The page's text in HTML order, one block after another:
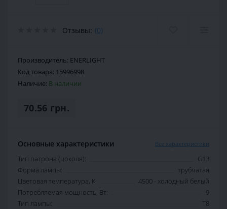
Отзывы: (0)
Производитель: ENERLIGHT
Код товара: 15996998
Наличие: В наличии
70.56 грн.
Основные характеристики Все характеристики
Тип патрона (цоколя):
G13
Форма лампы:
трубчатая
Цветовая температура, К:
4500 - холодный белый
Потребляемая мощность, Вт:
9
Тип лампы:
T8